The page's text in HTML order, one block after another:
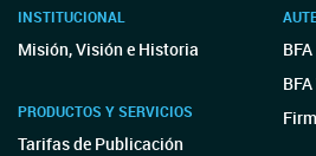
INSTITUCIONAL
Misión, Visión e Historia
PRODUCTOS Y SERVICIOS
Tarifas de Publicación